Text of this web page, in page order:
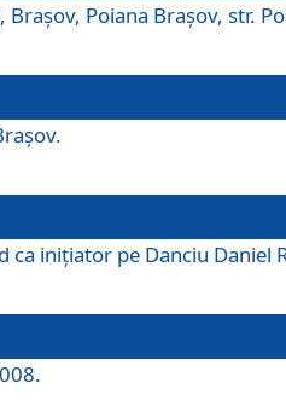
Poiana Braşov, str.
ca iniţiator pe Danciu Daniel